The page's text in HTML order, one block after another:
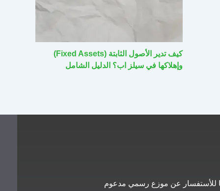
كيف تدير الأصول الثابتة (Fixed Assets)
وإهلاكها في سيلز اب؟ الدليل الشامل
للأستفسار عن موزع رسمي مدعوم